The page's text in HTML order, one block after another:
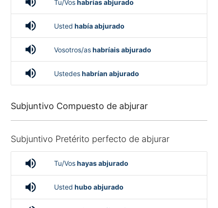
Tu/Voshabrías abjurado
volume_up Usted había abjurado
volume_up Vosotros/ashabríais abjurado
volume_up Ustedeshabrían abjurado
Subjuntivo Compuesto de abjurar
Subjuntivo Pretérito perfecto de abjurar
volume_up Tu/Voshayas abjurado
volume_up Usted hubo abjurado